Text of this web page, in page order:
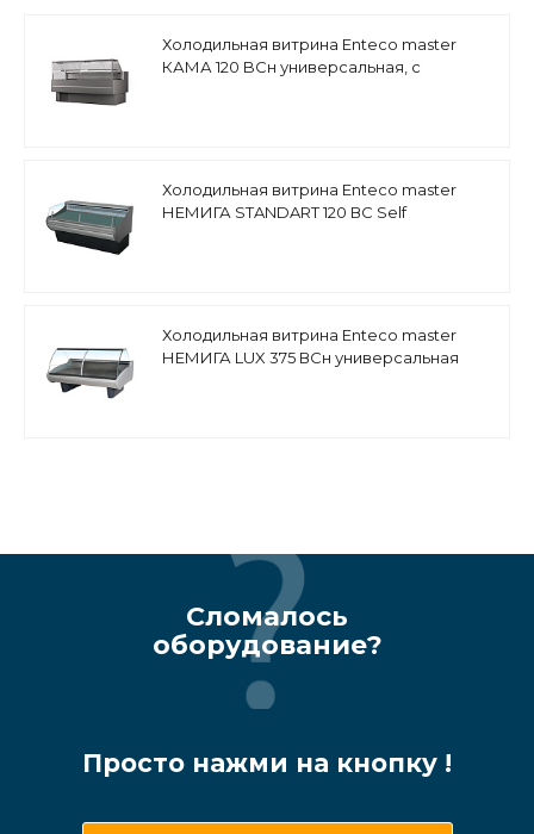
Холодильная витрина Enteco master
КАМА 120 BCн универсальная, с
Холодильная витрина Enteco master
НЕМИГА STANDART 120 ВС Self
Холодильная витрина Enteco master
НЕМИГА LUX 375 ВСн универсальная
Сломалось
оборудование?
Просто нажми на кнопку !